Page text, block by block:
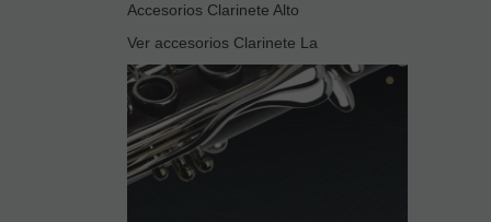
Accesorios Clarinete Alto
Ver accesorios Clarinete La